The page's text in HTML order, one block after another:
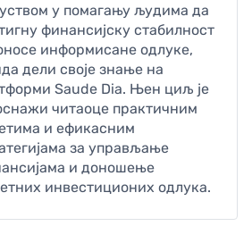
у помагању људима да
финансијску стабилност
информисане одлуке,
дели своје знање на
Saude Dia. Њен циљ је
читаоце практичним
и ефикасним
за управљање
и доношење
инвестиционих одлука.